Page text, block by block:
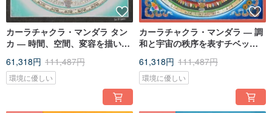
カーラチャクラ・マンダラ タン
カ ― 時間、空間、変容を描いた
61,318円 111,487円
環境に優しい
カーラチャクラ・マンダラ ― 調
和と宇宙の秩序を表すチベット
61,318円 111,487円
環境に優しい